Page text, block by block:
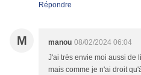
Répondre
M manou 08/02/2024 06:04
J'ai très envie moi aussi de
mais comme je n'ai droit